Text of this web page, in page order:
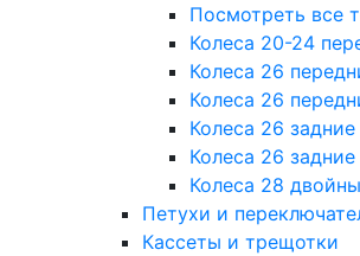
Посмотреть все
Колеса 20-24
Колеса 26
Колеса 26
Колеса 26
Колеса 26
Колеса 28
Петухи и
Кассеты и трещотки